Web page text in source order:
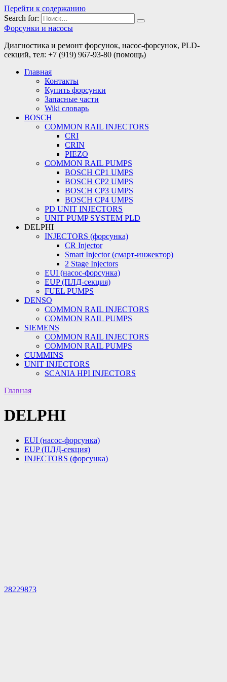
Перейти к содержанию
Search for:
Форсунки и насосы
Диагностика и ремонт форсунок, насос-форсунок, PLD-
секций, тел: +7 (919) 967-93-80 (помощь)
Главная
Контакты
Купить форсунки
Запасные части
Wiki словарь
BOSCH
COMMON RAIL INJECTORS
CRI
CRIN
PIEZO
COMMON RAIL PUMPS
BOSCH CP1 UMPS
BOSCH CP2 UMPS
BOSCH CP3 UMPS
BOSCH CP4 UMPS
PD UNIT INJECTORS
UNIT PUMP SYSTEM PLD
DELPHI
INJECTORS (форсунка)
CR Injector
Smart Injector (смарт-инжектор)
2 Stage Injectors
EUI (насос-форсунка)
EUP (ПЛД-секция)
FUEL PUMPS
DENSO
COMMON RAIL INJECTORS
COMMON RAIL PUMPS
SIEMENS
COMMON RAIL INJECTORS
COMMON RAIL PUMPS
CUMMINS
UNIT INJECTORS
SCANIA HPI INJECTORS
Главная
DELPHI
EUI (насос-форсунка)
EUP (ПЛД-секция)
INJECTORS (форсунка)
28229873